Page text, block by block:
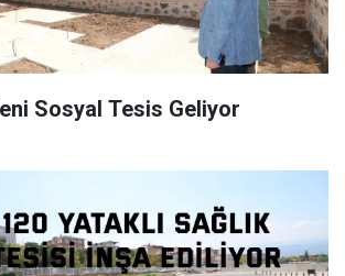
Sosyal Tesis Geliyor